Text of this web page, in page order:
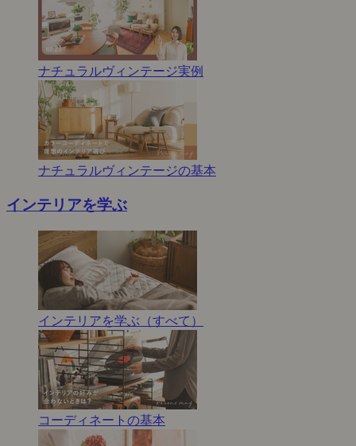
ナチュラルヴィンテージ実例
ナチュラルヴィンテージの基本
インテリアを学ぶ
インテリアを学ぶ（すべて）
コーディネートの基本